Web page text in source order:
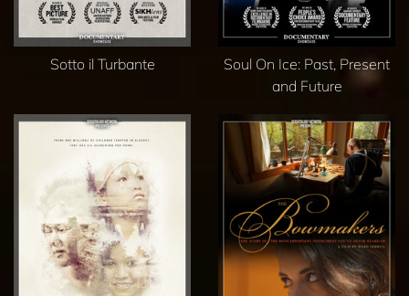
Sotto il Turbante
Soul On Ice: Past, Present
and Future